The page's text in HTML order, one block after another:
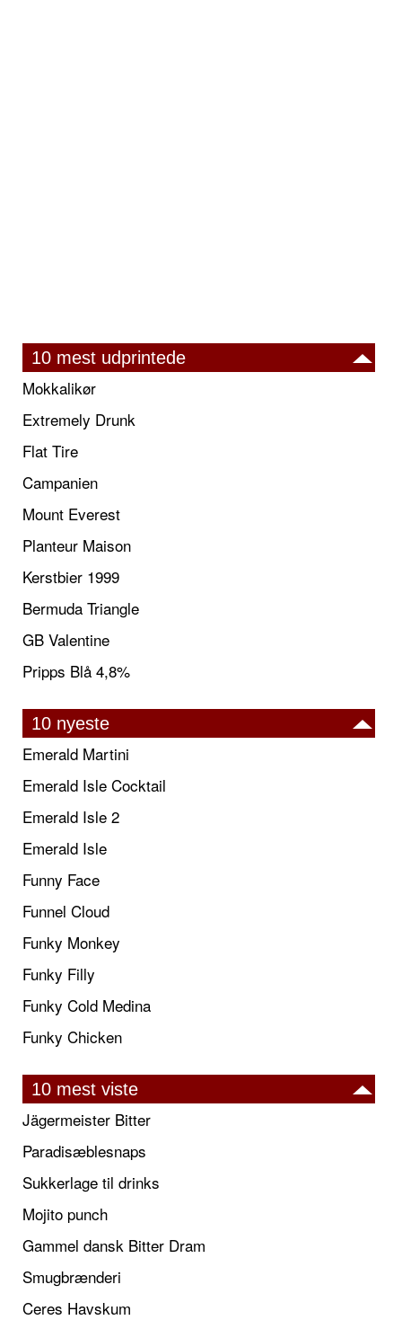
10 mest udprintede
Mokkalikør
Extremely Drunk
Flat Tire
Campanien
Mount Everest
Planteur Maison
Kerstbier 1999
Bermuda Triangle
GB Valentine
Pripps Blå 4,8%
10 nyeste
Emerald Martini
Emerald Isle Cocktail
Emerald Isle 2
Emerald Isle
Funny Face
Funnel Cloud
Funky Monkey
Funky Filly
Funky Cold Medina
Funky Chicken
10 mest viste
Jägermeister Bitter
Paradisæblesnaps
Sukkerlage til drinks
Mojito punch
Gammel dansk Bitter Dram
Smugbrænderi
Ceres Havskum